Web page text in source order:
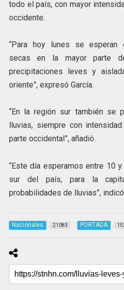
todo el país, con mayor
occidente.
“Para hoy lunes se esperan
secas en la mayor parte
precipitaciones leves y
oriente”, expresó García.
“En la región sur también se
lluvias, siempre con
parte occidental”, añadió.
“Este día esperamos entre 10
sur del país, para la
probabilidades de lluvias”,
Nacionales 21083 PORTADA